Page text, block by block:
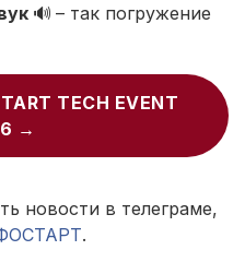
🔊 – так погружение
TECH EVENT
→
новости в телеграме,
.